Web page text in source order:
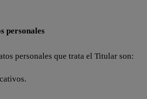
personales
personales que trata el Titular son: